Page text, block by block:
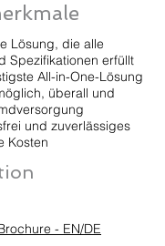
Lösung, die alle
Spezifikationen erfüllt
All-in-One-Lösung
überall und
und zuverlässiges
Kosten
- EN/DE